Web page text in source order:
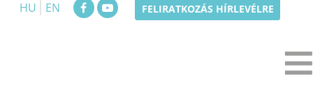
HU
EN FELIRATKOZÁS HÍRLEVÉLRE